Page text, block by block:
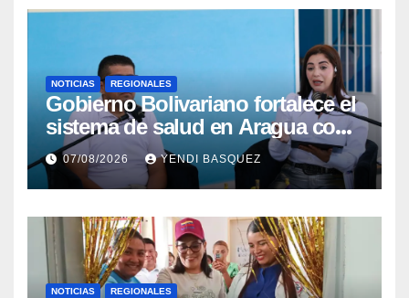
NOTICIAS REGIONALES
Gobierno Bolivariano fortalece el
sistema de salud en Aragua con
la reinauguración del CDI La
Mora
07/08/2026 YENDI BASQUEZ
NOTICIAS REGIONALES